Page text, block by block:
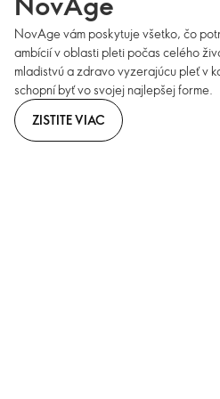
NovAge vám poskytuje všetko, čo
ambícií v oblasti pleti počas celého
mladistvú a zdravo vyzerajúcu pleť v
schopní byť vo svojej najlepšej forme.
ZISTITE VIAC